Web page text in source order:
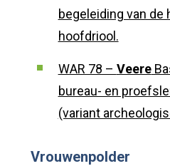
begeleiding van de
hoofdriool.
WAR 78 – Veere
bureau- en
(variant
Vrouwenpolder